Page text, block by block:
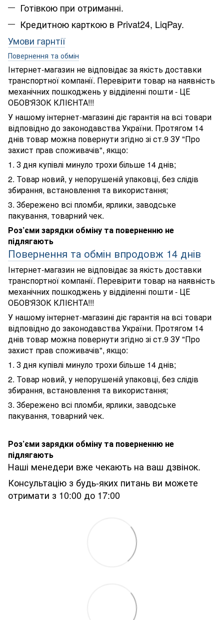
Готівкою при отриманні.
Кредитною карткою в Privat24, LiqPay.
Умови гарнтії
Повернення та обмін
Інтернет-магазин не відповідає за якість доставки
транспортної компанії. Перевірити товар на наявність
механічних пошкоджень у відділенні пошти - ЦЕ
ОБОВ'ЯЗОК КЛІЄНТА!!!
У нашому інтернет-магазині діє гарантія на всі товари
відповідно до законодавства України. Протягом 14
днів товар можна повернути згідно зі ст.9 ЗУ "Про
захист прав споживачів", якщо:
1. З дня купівлі минуло трохи більше 14 днів;
2. Товар новий, у непорушеній упаковці, без слідів
збирання, встановлення та використання;
3. Збережено всі пломби, ярлики, заводське
пакування, товарний чек.
Роз’єми зарядки обміну та поверненню не
підлягають
Повернення та обмін впродовж 14 днів
Інтернет-магазин не відповідає за якість доставки
транспортної компанії. Перевірити товар на наявність
механічних пошкоджень у відділенні пошти - ЦЕ
ОБОВ'ЯЗОК КЛІЄНТА!!!
У нашому інтернет-магазині діє гарантія на всі товари
відповідно до законодавства України. Протягом 14
днів товар можна повернути згідно зі ст.9 ЗУ "Про
захист прав споживачів", якщо:
1. З дня купівлі минуло трохи більше 14 днів;
2. Товар новий, у непорушеній упаковці, без слідів
збирання, встановлення та використання;
3. Збережено всі пломби, ярлики, заводське
пакування, товарний чек.
Роз’єми зарядки обміну та поверненню не
підлягають
Наші менедери вже чекають на ваш дзвінок.
Консультацію з будь-яких питань ви можете
отримати з 10:00 до 17:00